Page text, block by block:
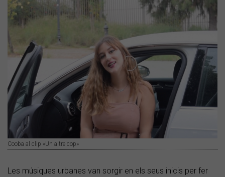
Cooba al clip «Un altre cop»
Les músiques urbanes van sorgir en els seus inicis per fer